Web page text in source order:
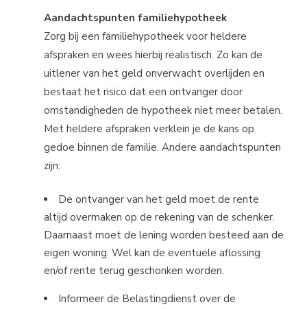
Aandachtspunten familiehypotheek
Zorg bij een familiehypotheek voor heldere
afspraken en wees hierbij realistisch. Zo kan de
uitlener van het geld onverwacht overlijden en
bestaat het risico dat een ontvanger door
omstandigheden de hypotheek niet meer betalen.
Met heldere afspraken verklein je de kans op
gedoe binnen de familie. Andere aandachtspunten
zijn:
De ontvanger van het geld moet de rente
altijd overmaken op de rekening van de schenker.
Daarnaast moet de lening worden besteed aan de
eigen woning. Wel kan de eventuele aflossing
en/of rente terug geschonken worden.
Informeer de Belastingdienst over de